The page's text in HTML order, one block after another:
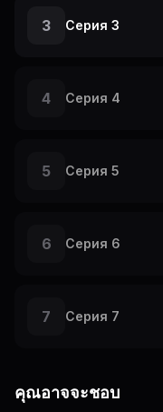
3 Серия 3
4 Серия 4
5 Серия 5
6 Серия 6
7 Серия 7
คุณอาจจะชอบ